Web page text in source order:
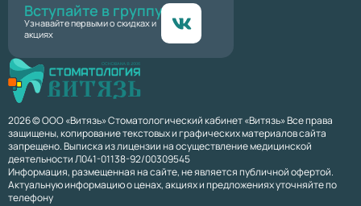
2026 © ООО «Витязь» Стоматологический кабинет «Витязь» Все права
защищены, копирование текстовых и графических материалов сайта
запрещено. Выписка из лицензии на осуществление медицинской
деятельности Л041-01138-92/00309545
Информация, размещенная на сайте, не является публичной офертой.
Актуальную информацию о ценах, акциях и предложениях уточняйте по
телефону
Вступайте в группу
Узнавайте первыми о скидках и
акциях